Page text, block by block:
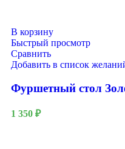
В корзину
Быстрый просмотр
Сравнить
Добавить в список
Фуршетный стол
1 350 ₽